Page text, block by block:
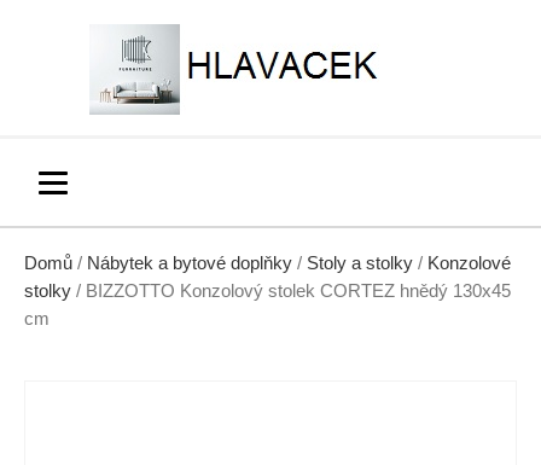
Domů / Nábytek a bytové doplňky / Stoly a stolky / Konzolové
stolky / BIZZOTTO Konzolový stolek CORTEZ hnědý 130x45
cm